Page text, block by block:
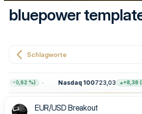
bluepower
Schlagworte
(+0,62 %) Nasdaq 100723,03 +8,38
EUR/USD Breakout